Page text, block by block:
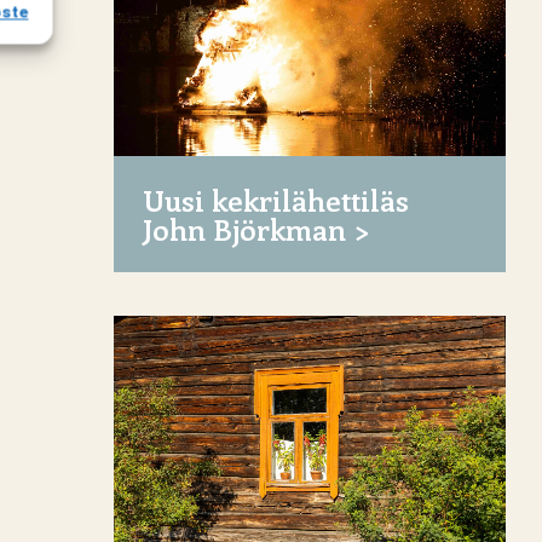
Uusi kekrilähettiläs
John Björkman